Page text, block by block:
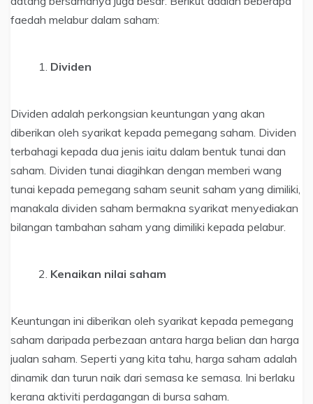
faedah melabur dalam saham:
Dividen
Dividen adalah perkongsian keuntungan yang akan
diberikan oleh syarikat kepada pemegang saham. Dividen
terbahagi kepada dua jenis iaitu dalam bentuk tunai dan
saham. Dividen tunai diagihkan dengan memberi wang
tunai kepada pemegang saham seunit saham yang dimiliki,
manakala dividen saham bermakna syarikat menyediakan
bilangan tambahan saham yang dimiliki kepada pelabur.
Kenaikan nilai saham
Keuntungan ini diberikan oleh syarikat kepada pemegang
saham daripada perbezaan antara harga belian dan harga
jualan saham. Seperti yang kita tahu, harga saham adalah
dinamik dan turun naik dari semasa ke semasa. Ini berlaku
kerana aktiviti perdagangan di bursa saham.